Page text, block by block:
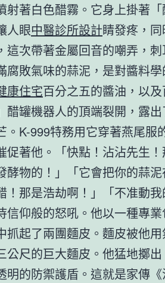
著白色醋霧。它身上掛著「
人眼中醫診所設計睛發疼，
這次帶著金屬回音的嘲弄，刺
敗氣味的蒜泥，是對醬料
康住宅百分之五的醬油，以
醋罐機器人的頂端裂開，露
K-999特務用它穿著燕尾服
著他。「快點！沾沾先生！
物的！」「它會把你的蒜泥
！那是浩劫啊！」「不准動
信仰般的怒吼。他以一種專
起了兩團麵皮。麵皮被他用
尺的巨大麵皮。他猛地擲出
的防禦護盾。這就是家傳《